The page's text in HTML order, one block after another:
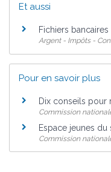
Et aussi
Fichiers bancaires
Argent - Impôts -
Pour en savoir plus
Dix conseils pour
Commission
Espace jeunes du
Commission